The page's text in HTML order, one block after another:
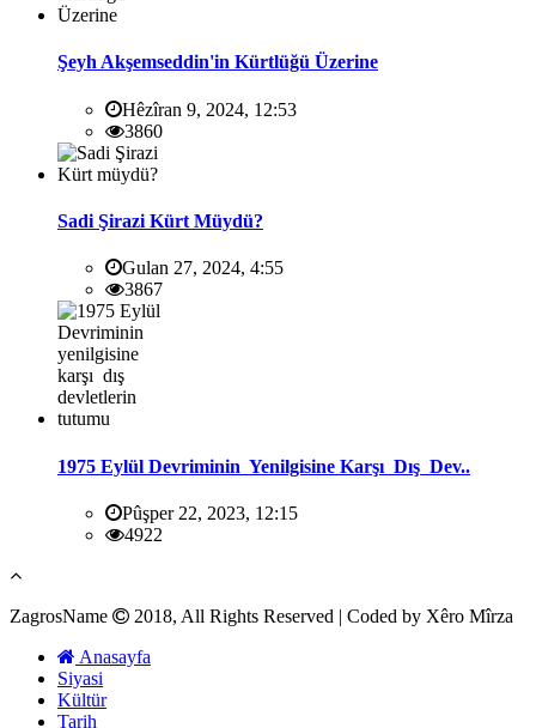
Şeyh Akşemseddin'in Kürtlüğü Üzerine
Hêzîran 9, 2024, 12:53
3860
Sadi Şirazi Kürt Müydü?
Gulan 27, 2024, 4:55
3867
1975 Eylül Devriminin Yenilgisine Karşı Dış Dev..
Pûşper 22, 2023, 12:15
4922
ZagrosName
2018, All Rights Reserved | Coded by Xêro Mîrza
Anasayfa
Siyasi
Kültür
Tarih